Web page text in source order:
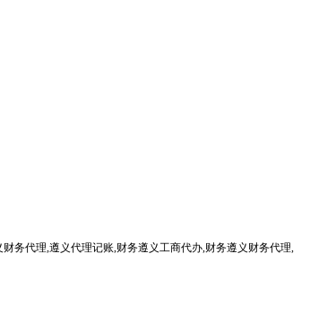
务代理,遵义代理记账,财务遵义工商代办,财务遵义财务代理,